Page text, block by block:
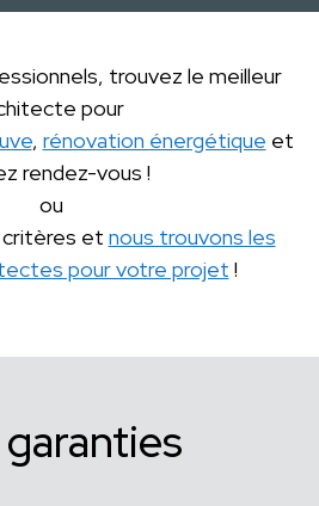
trouvez le meilleur
pour
, rénovation énergétique et
rendez-vous !
ou
critères et nous trouvons les
pour votre projet !